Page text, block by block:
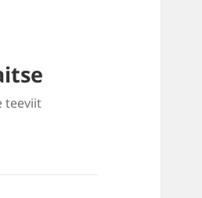
teeviit